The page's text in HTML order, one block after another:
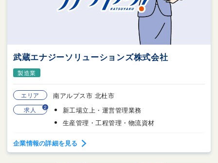
武蔵エナジーソリューションズ株式会社
製造業
エリア 南アルプス市 北杜市
求人 2
新工場立上・運営管理業務
生産管理・工程管理・物流資材
企業情報の詳細を見る